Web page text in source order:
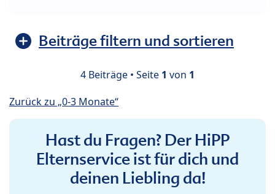
Beiträge filtern und sortieren
4 Beiträge • Seite 1 von 1
Zurück zu „0-3 Monate“
Hast du Fragen? Der HiPP
Elternservice ist für dich und
deinen Liebling da!